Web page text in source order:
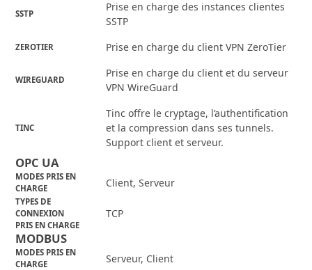
SSTP
Prise en charge des instances clientes
SSTP
ZEROTIER Prise en charge du client VPN ZeroTier
WIREGUARD
Prise en charge du client et du serveur
VPN WireGuard
TINC
Tinc offre le cryptage, l’authentification
et la compression dans ses tunnels.
Support client et serveur.
OPC UA
MODES PRIS EN
CHARGE
Client, Serveur
TYPES DE
CONNEXION
PRIS EN CHARGE
TCP
MODBUS
MODES PRIS EN
CHARGE
Serveur, Client